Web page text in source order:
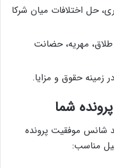
حل اختلافات میان شرکا
مهریه، حضانت
زمینه حقوق و مزایا.
شما
شانس موفقیت پرونده
مناسب: